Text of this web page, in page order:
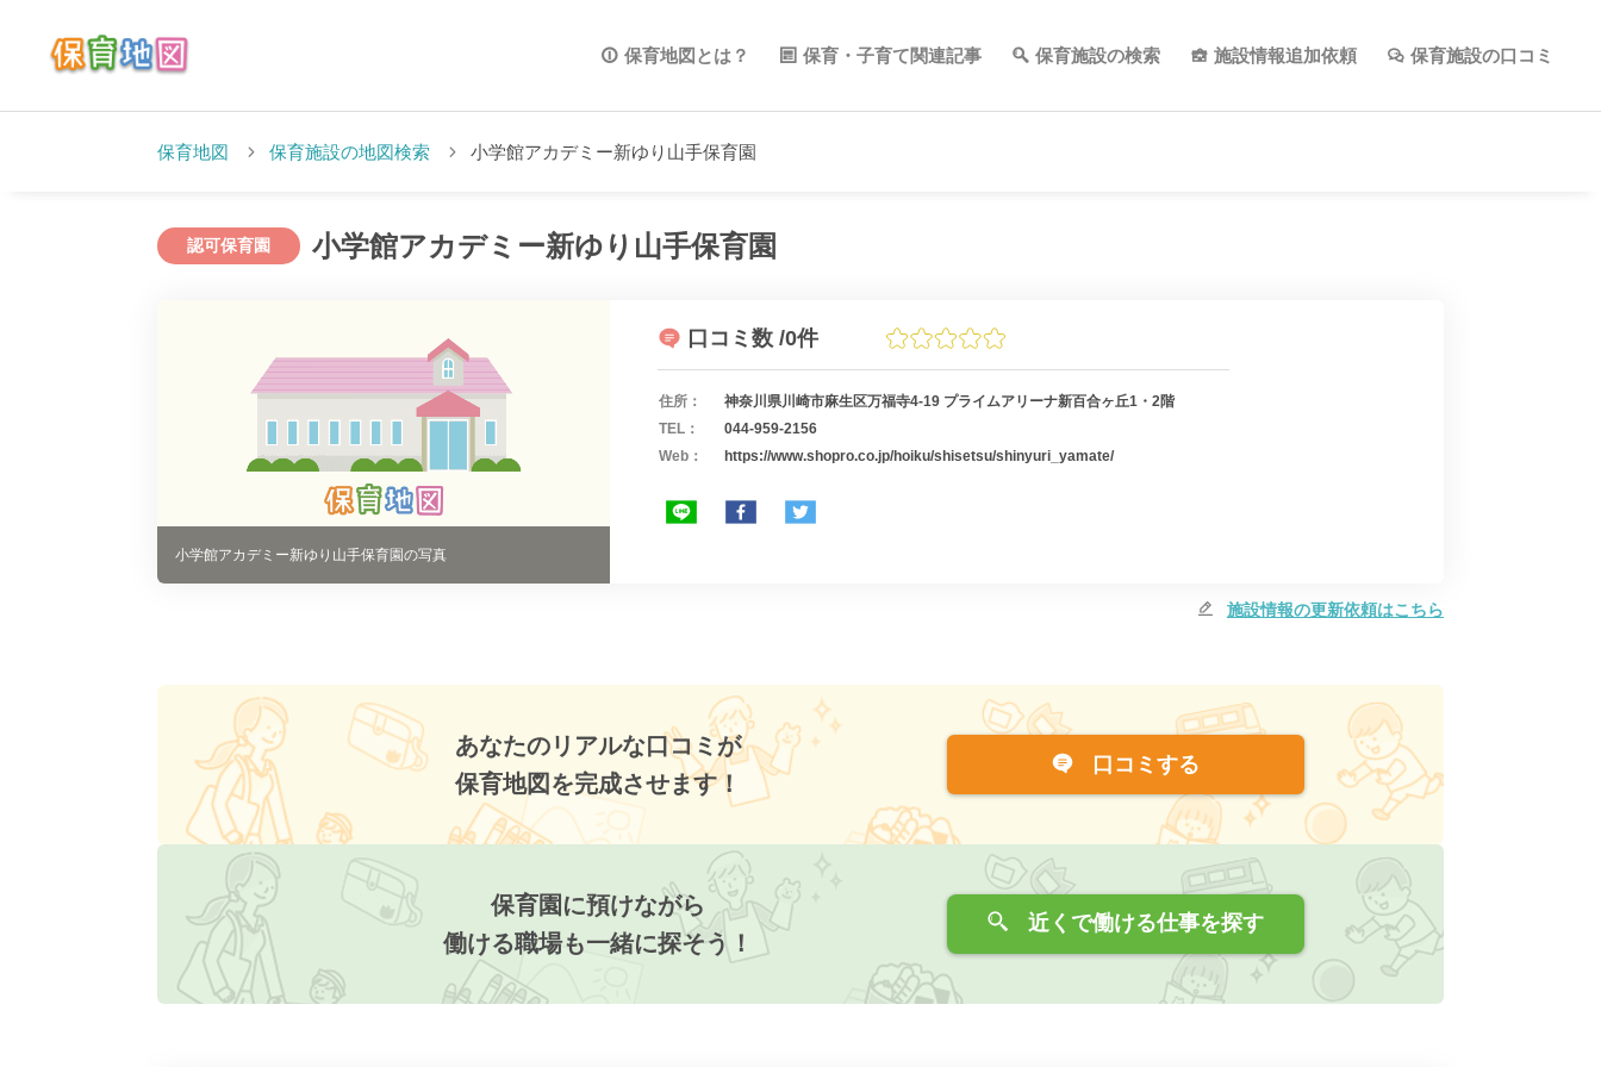
保育地図とは？ 保育・子育て関連記事 保育施設の検索 施設情報追加依頼 保育施設の口コミ
保育地図 保育施設の地図検索 小学館アカデミー新ゆり山手保育園
認可保育園 小学館アカデミー新ゆり山手保育園
小学館アカデミー新ゆり山手保育園の写真
口コミ数 /0件
住所：
神奈川県川崎市麻生区万福寺4-19 プライムアリーナ新百合ヶ丘1・2階
TEL：
044-959-2156
Web：
https://www.shopro.co.jp/hoiku/shisetsu/shinyuri_yamate/
施設情報の更新依頼はこちら
あなたのリアルな口コミが
保育地図を完成させます！
口コミする
保育園に預けながら
働ける職場も一緒に探そう！
近くで働ける仕事を探す